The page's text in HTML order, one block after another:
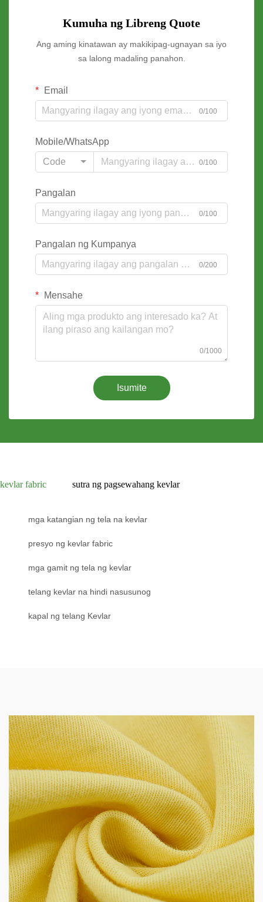
Kumuha ng Libreng Quote
Ang aming kinatawan ay makikipag-ugnayan sa iyo
sa lalong madaling panahon.
Email
0/100
Mobile/WhatsApp
Code
0/100
Pangalan
0/100
Pangalan ng Kumpanya
0/200
Mensahe
0/1000
Isumite
kevlar fabric sutra ng pagsewahang kevlar
mga katangian ng tela na kevlar
presyo ng kevlar fabric
mga gamit ng tela ng kevlar
telang kevlar na hindi nasusunog
kapal ng telang Kevlar